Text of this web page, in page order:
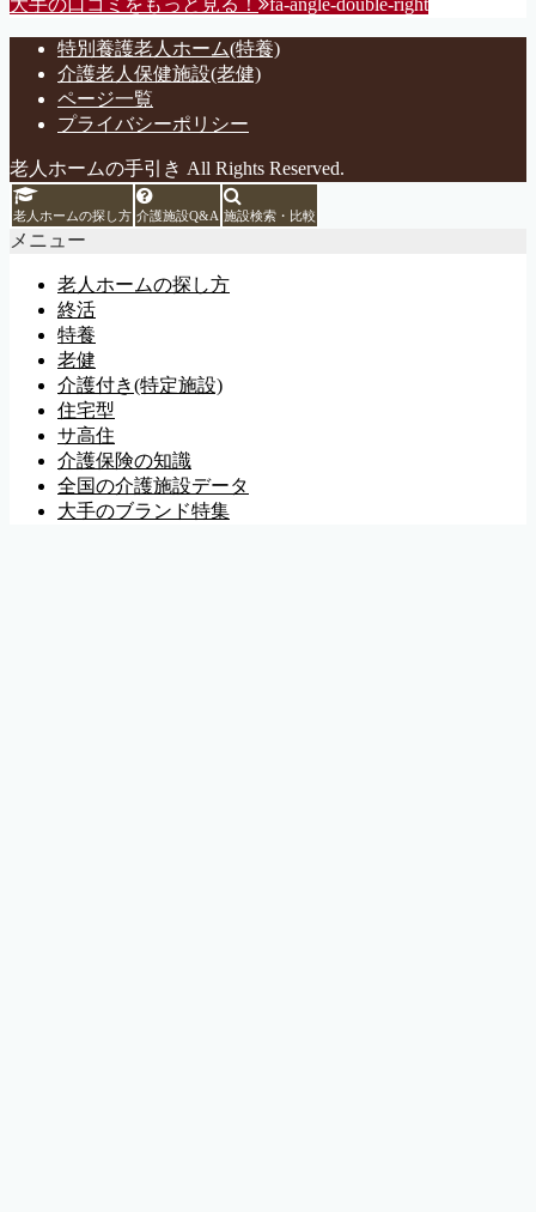
大手の口コミをもっと見る！
特別養護老人ホーム(特養)
介護老人保健施設(老健)
ページ一覧
プライバシーポリシー
老人ホームの手引き All Rights Reserved.
老人ホームの探し方 介護施設Q&A 施設検索・比較
メニュー
老人ホームの探し方
終活
特養
老健
介護付き(特定施設)
住宅型
サ高住
介護保険の知識
全国の介護施設データ
大手のブランド特集